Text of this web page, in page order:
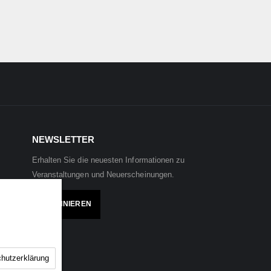
NEWSLETTER
Erhalten Sie die neuesten Informationen zu
Veranstaltungen und Neuerscheinungen.
ABONNIEREN